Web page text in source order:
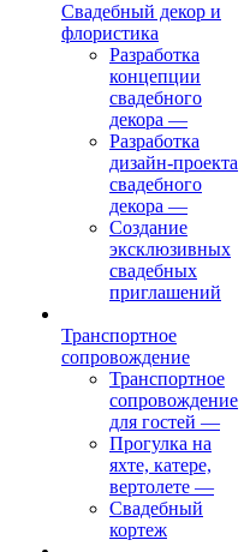
Свадебный декор и
флористика
Разработка
концепции
свадебного
декора —
Разработка
дизайн-проекта
свадебного
декора —
Создание
эксклюзивных
свадебных
приглашений
Транспортное
сопровождение
Транспортное
сопровождение
для гостей —
Прогулка на
яхте, катере,
вертолете —
Свадебный
кортеж